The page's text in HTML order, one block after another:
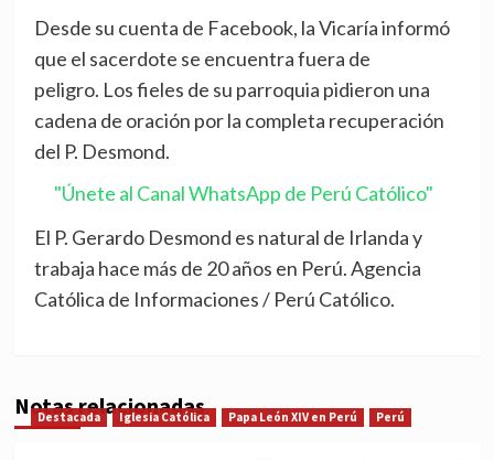
Desde su cuenta de Facebook, la Vicaría informó
que el sacerdote se encuentra fuera de
peligro. Los fieles de su parroquia pidieron una
cadena de oración por la completa recuperación
del P. Desmond.
"Únete al Canal WhatsApp de Perú Católico"
El P. Gerardo Desmond es natural de Irlanda y
trabaja hace más de 20 años en Perú. Agencia
Católica de Informaciones / Perú Católico.
Notas relacionadas
Destacada Iglesia Católica Papa León XIV en Perú Perú